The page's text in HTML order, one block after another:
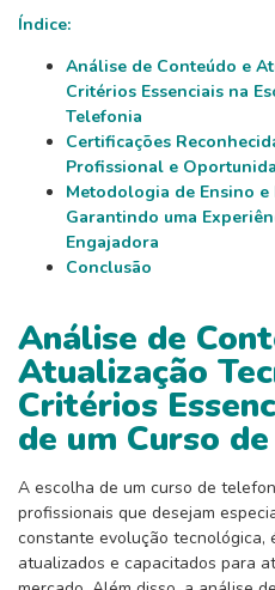
Índice:
Análise de Conteúdo e
Critérios Essenciais na
Telefonia
Certificações
Profissional e
Metodologia de Ensino e
Garantindo uma
Engajadora
Conclusão
Análise de
Atualização
Critérios
de um Curso
A escolha de um curso de
profissionais que desejam
constante evolução tecnológica,
atualizados e capacitados para